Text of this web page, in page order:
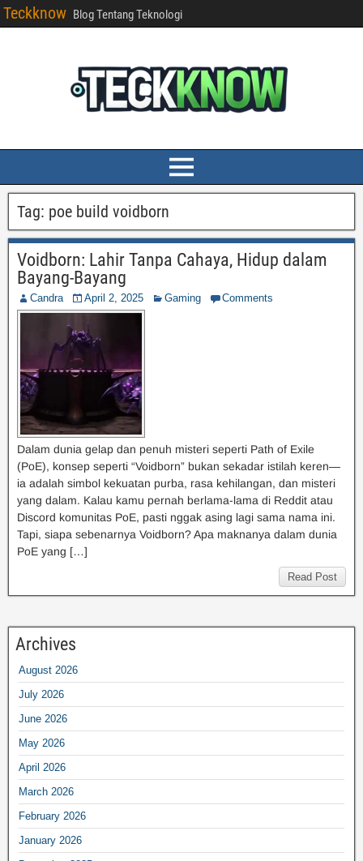
Teckknow Blog Tentang Teknologi
Tag: poe build voidborn
Voidborn: Lahir Tanpa Cahaya, Hidup dalam
Bayang-Bayang
Candra April 2, 2025 Gaming Comments
Dalam dunia gelap dan penuh misteri seperti Path of Exile
(PoE), konsep seperti “Voidborn” bukan sekadar istilah keren—
ia adalah simbol kekuatan purba, rasa kehilangan, dan misteri
yang dalam. Kalau kamu pernah berlama-lama di Reddit atau
Discord komunitas PoE, pasti nggak asing lagi sama nama ini.
Tapi, siapa sebenarnya Voidborn? Apa maknanya dalam dunia
PoE yang […]
Read Post
Archives
August 2026
July 2026
June 2026
May 2026
April 2026
March 2026
February 2026
January 2026